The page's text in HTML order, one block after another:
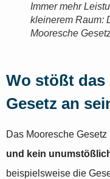
Immer mehr
kleinerem Raum:
Mooresche
Wo stößt das
Gesetz an
Das Mooresche Gesetz
und kein
beispielsweise die